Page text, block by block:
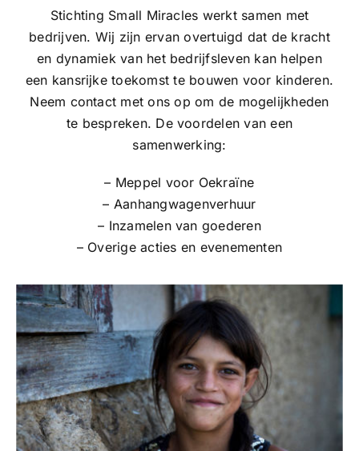
Stichting Small Miracles werkt samen met
bedrijven. Wij zijn ervan overtuigd dat de kracht
en dynamiek van het bedrijfsleven kan helpen
een kansrijke toekomst te bouwen voor kinderen.
Neem contact met ons op om de mogelijkheden
te bespreken. De voordelen van een
samenwerking:
– Meppel voor Oekraïne
– Aanhangwagenverhuur
– Inzamelen van goederen
– Overige acties en evenementen